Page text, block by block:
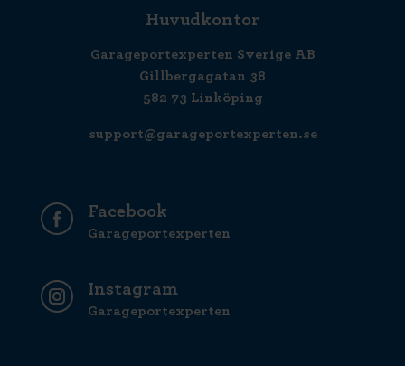
Huvudkontor
Garageportexperten Sverige AB
Gillbergagatan 38
582 73 Linköping
support@garageportexperten.se
Facebook
Garageportexperten
Instagram
Garageportexperten